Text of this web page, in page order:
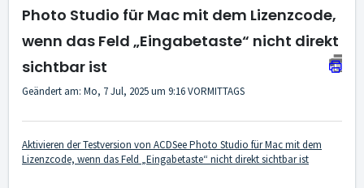
Photo Studio für Mac mit dem Lizenzcode,
wenn das Feld „Eingabetaste“ nicht direkt
sichtbar ist
Geändert am: Mo, 7 Jul, 2025 um 9:16 VORMITTAGS
Aktivieren der Testversion von ACDSee Photo Studio für Mac mit dem
Lizenzcode, wenn das Feld „Eingabetaste“ nicht direkt sichtbar ist